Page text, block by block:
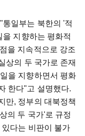
일부는 북한의 '적
지향하는 평화적
을 지속적으로 강조
상의 두 국가로 존재
을 지향하면서 평화
한다"고 설명했다.
만, 정부의 대북정책
의 두 국가'로 규정
다는 비판이 불가